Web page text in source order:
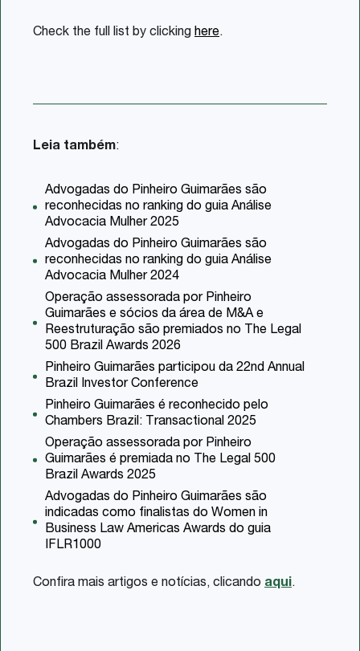
Check the full list by clicking here.
Leia também:
Advogadas do Pinheiro Guimarães são
reconhecidas no ranking do guia Análise
Advocacia Mulher 2025
Advogadas do Pinheiro Guimarães são
reconhecidas no ranking do guia Análise
Advocacia Mulher 2024
Operação assessorada por Pinheiro
Guimarães e sócios da área de M&A e
Reestruturação são premiados no The Legal
500 Brazil Awards 2026
Pinheiro Guimarães participou da 22nd Annual
Brazil Investor Conference
Pinheiro Guimarães é reconhecido pelo
Chambers Brazil: Transactional 2025
Operação assessorada por Pinheiro
Guimarães é premiada no The Legal 500
Brazil Awards 2025
Advogadas do Pinheiro Guimarães são
indicadas como finalistas do Women in
Business Law Americas Awards do guia
IFLR1000
Confira mais artigos e notícias, clicando aqui.